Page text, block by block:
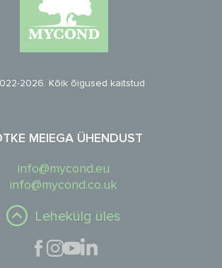
2026. Kõik õigused kaitstud
MEIEGA ÜHENDUST
info@mycond.eu
info@mycond.co.uk
Lehekülg üles